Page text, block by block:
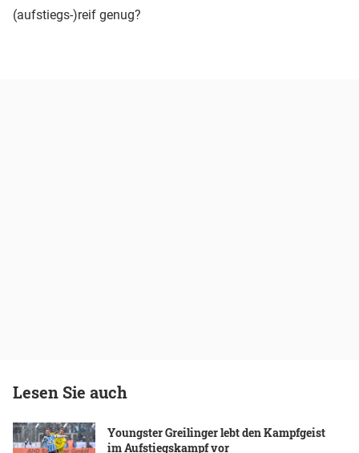
(aufstiegs-)reif genug?
Lesen Sie auch
Youngster Greilinger lebt den Kampfgeist
im Aufstiegskampf vor